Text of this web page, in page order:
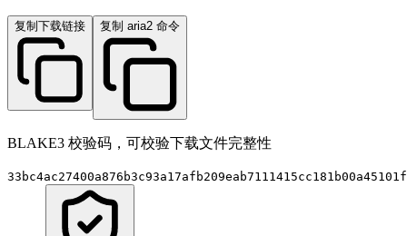
复制下载链接 复制 aria2 命令
BLAKE3 校验码，可校验下载文件完整性